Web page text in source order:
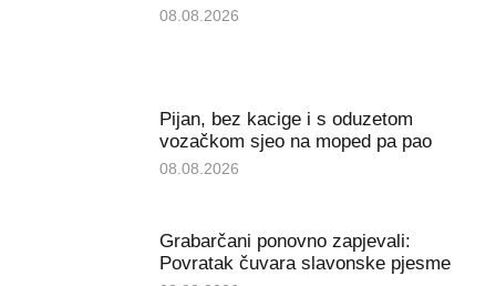
08.08.2026
Pijan, bez kacige i s oduzetom
vozačkom sjeo na moped pa pao
08.08.2026
Grabarčani ponovno zapjevali:
Povratak čuvara slavonske pjesme